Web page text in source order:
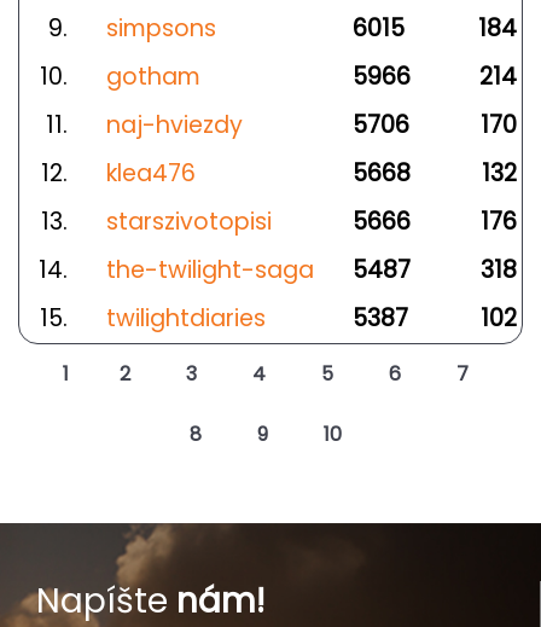
9.
simpsons 6015
184
10.
gotham 5966
214
11.
naj-hviezdy 5706
170
12.
klea476 5668
132
13.
starszivotopisi 5666
176
14.
the-twilight-saga 5487
318
15.
twilightdiaries 5387 102
1 2 3 4 5 6 7
8 9 10
Napíšte nám!